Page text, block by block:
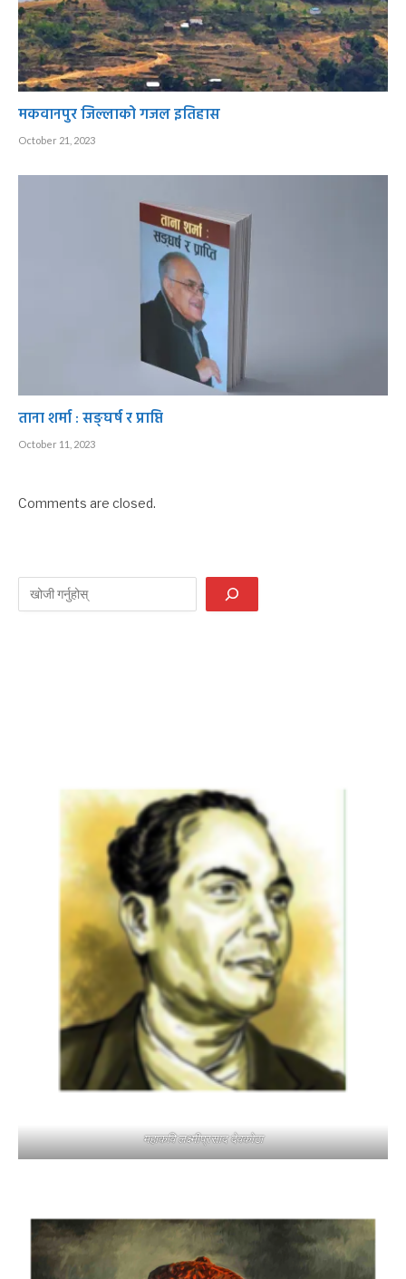
मकवानपुर जिल्लाको गजल इतिहास
October 21, 2023
ताना शर्मा : सङ्घर्ष र प्राप्ति
October 11, 2023
Comments are closed.
महाकवि लक्ष्मीप्रसाद देवकोटा